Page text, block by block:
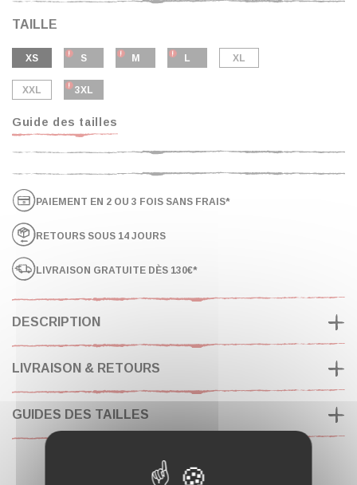
TAILLE
XS S M L XL
XXL 3XL
Guide des tailles
LIVRAISON GRATUITE DÈS 130€*
RETOURS SOUS 14 JOURS
PAIEMENT EN 2 OU 3 FOIS SANS FRAIS*
DESCRIPTION
LIVRAISON & RETOURS
GUIDES DES TAILLES